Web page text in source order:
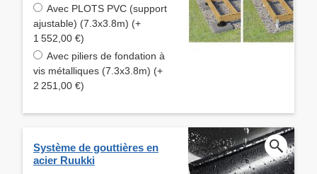
Avec PLOTS PVC (support
ajustable) (7.3x3.8m) (+
1 552,00 €)
Avec piliers de fondation à
vis métalliques (7.3x3.8m) (+
2 251,00 €)
Système de gouttières en
acier Ruukki